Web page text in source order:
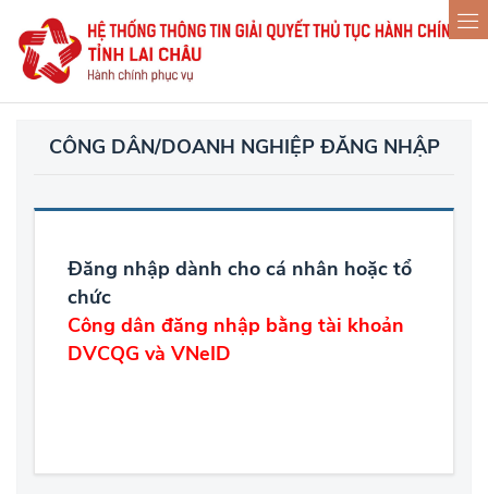
CÔNG DÂN/DOANH NGHIỆP ĐĂNG NHẬP
Đăng nhập dành cho cá nhân hoặc tổ
chức
Công dân đăng nhập bằng tài khoản
DVCQG và VNeID